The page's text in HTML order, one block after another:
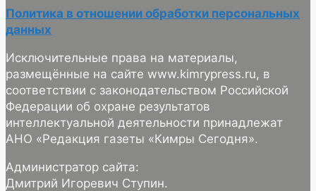
Политика в отношении обработки персональных
данных
Исключительные права на материалы,
размещённые на сайте www.kimrypress.ru, в
соответствии с законодательством Российской
Федерации об охране результатов
интеллектуальной деятельности принадлежат
АНО «Редакция газеты «Кимры Сегодня».
Администратор сайта:
Дмитрий Игоревич Ступин.